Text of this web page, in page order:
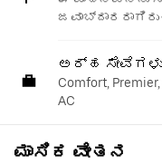
ಅರ್ಹ ಸೇವೆಗಳು
Comfort, Premier,
AC
ಮಾಸಿಕ ವೇತನ